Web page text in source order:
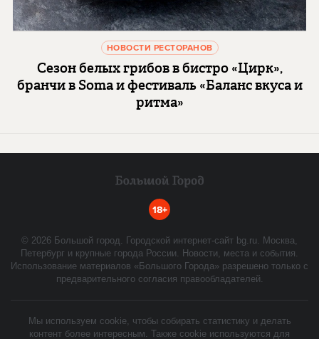
НОВОСТИ РЕСТОРАНОВ
Сезон белых грибов в бистро «Цирк»,
бранчи в Soma и фестиваль «Баланс вкуса и
ритма»
18+
© 2026 Большой город. Городской интернет-сайт bg.ru. Москва,
Петербург и крупные города России. Новости, места и события.
Использование материалов «Большого Города» разрешено только с
предварительного согласия правообладателей.
Мы используем cookie, чтобы собирать статистику и делать
контент более интересным. Также cookie используются для